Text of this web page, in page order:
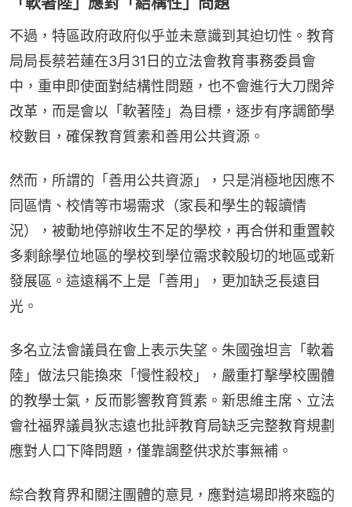
不過，特區政府政府似乎並未意識到其迫切性。教育
局局長蔡若蓮在3月31日的立法會教育事務委員會
中，重申即使面對結構性問題，也不會進行大刀闊斧
改革，而是會以「軟著陸」為目標，逐步有序調節學
校數目，確保教育質素和善用公共資源。
然而，所謂的「善用公共資源」，只是消極地因應不
同區情、校情等市場需求（家長和學生的報讀情
況），被動地停辦收生不足的學校，再合併和重置較
多剩餘學位地區的學校到學位需求較殷切的地區或新
發展區。這遠稱不上是「善用」，更加缺乏長遠目
光。
多名立法會議員在會上表示失望。朱國強坦言「軟着
陸」做法只能換來「慢性殺校」，嚴重打擊學校團體
的教學士氣，反而影響教育質素。新思維主席、立法
會社福界議員狄志遠也批評教育局缺乏完整教育規劃
應對人口下降問題，僅靠調整供求於事無補。
綜合教育界和關注團體的意見，應對這場即將來臨的